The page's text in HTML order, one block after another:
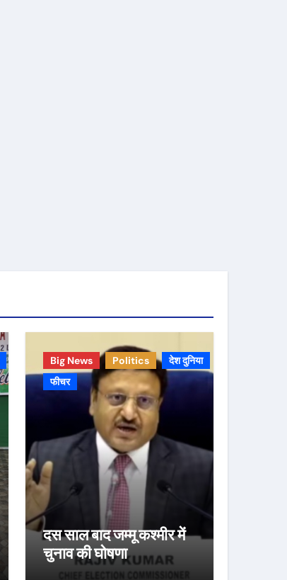
Big News Politics
देश दुनिया
फीचर
दस साल बाद जम्मू कश्मीर में
चुनाव की घोषणा